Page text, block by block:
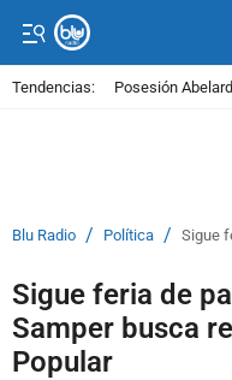
Tendencias: Posesión
Blu Radio / Política / Sigue
Sigue feria de
Samper busca
Popular